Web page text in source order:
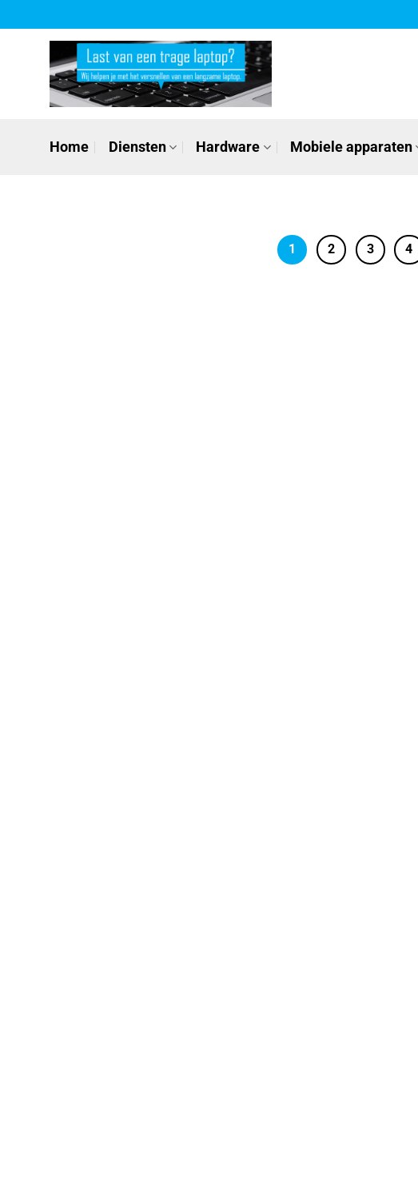
naar
Home Diensten Hardware Mobiele apparaten
1 2 3 4